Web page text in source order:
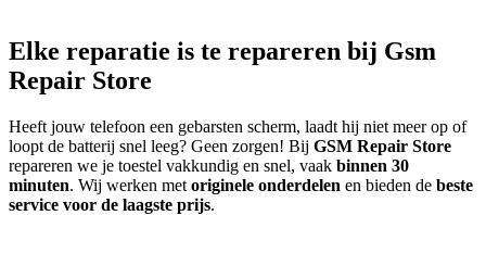
Elke reparatie is te repareren bij Gsm
Repair Store
Heeft jouw telefoon een gebarsten scherm, laadt hij niet meer op of
loopt de batterij snel leeg? Geen zorgen! Bij GSM Repair Store
repareren we je toestel vakkundig en snel, vaak binnen 30
minuten. Wij werken met originele onderdelen en bieden de beste
service voor de laagste prijs.